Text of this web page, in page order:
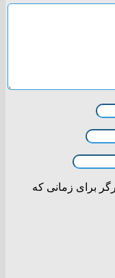
برای زمانی که